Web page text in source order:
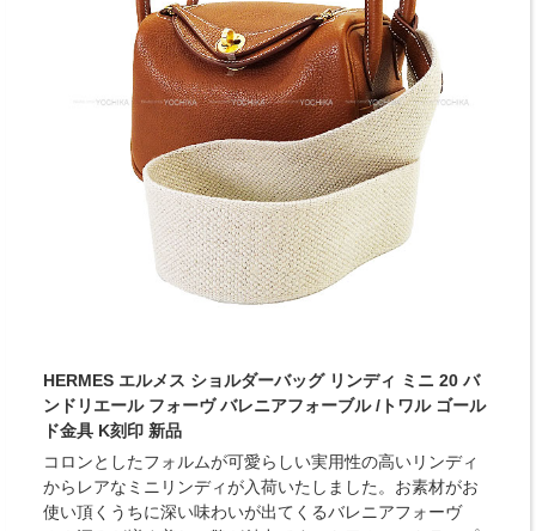
HERMES エルメス ショルダーバッグ リンディ ミニ 20 バ
ンドリエール フォーヴ バレニアフォーブル /トワル ゴール
ド金具 K刻印 新品
コロンとしたフォルムが可愛らしい実用性の高いリンディ
からレアなミニリンディが入荷いたしました。お素材がお
使い頂くうちに深い味わいが出てくるバレニアフォーヴ